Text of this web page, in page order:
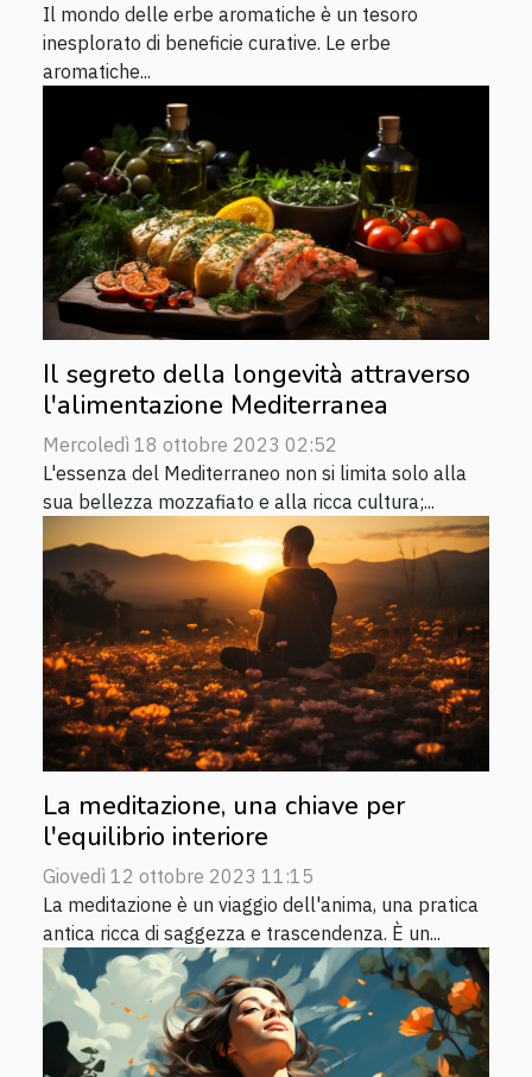
Il mondo delle erbe aromatiche è un tesoro
inesplorato di beneficie curative. Le erbe
aromatiche...
Il segreto della longevità attraverso
l'alimentazione Mediterranea
Mercoledì 18 ottobre 2023 02:52
L'essenza del Mediterraneo non si limita solo alla
sua bellezza mozzafiato e alla ricca cultura;...
La meditazione, una chiave per
l'equilibrio interiore
Giovedì 12 ottobre 2023 11:15
La meditazione è un viaggio dell'anima, una pratica
antica ricca di saggezza e trascendenza. È un...